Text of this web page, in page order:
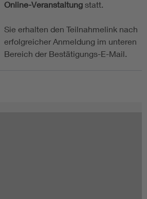
Online-Veranstaltung statt.
Sie erhalten den Teilnahmelink nach
erfolgreicher Anmeldung im unteren
Bereich der Bestätigungs-E-Mail.